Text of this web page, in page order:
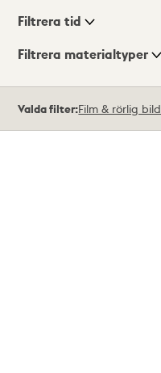
Visningsläge
Filtrera tid
Filtrera materialtyper
träffar
Valda filter:Film & rörlig bild